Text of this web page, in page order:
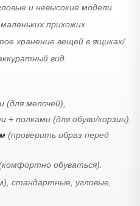
и невысокие модели
прихожих.
хранение вещей в ящиках/
вид.
(для мелочей),
+ полками (для обуви/корзин),
(проверить образ перед
обуваться).
стандартные, угловые,